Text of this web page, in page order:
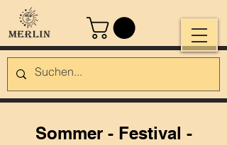
Sommer - Festival -